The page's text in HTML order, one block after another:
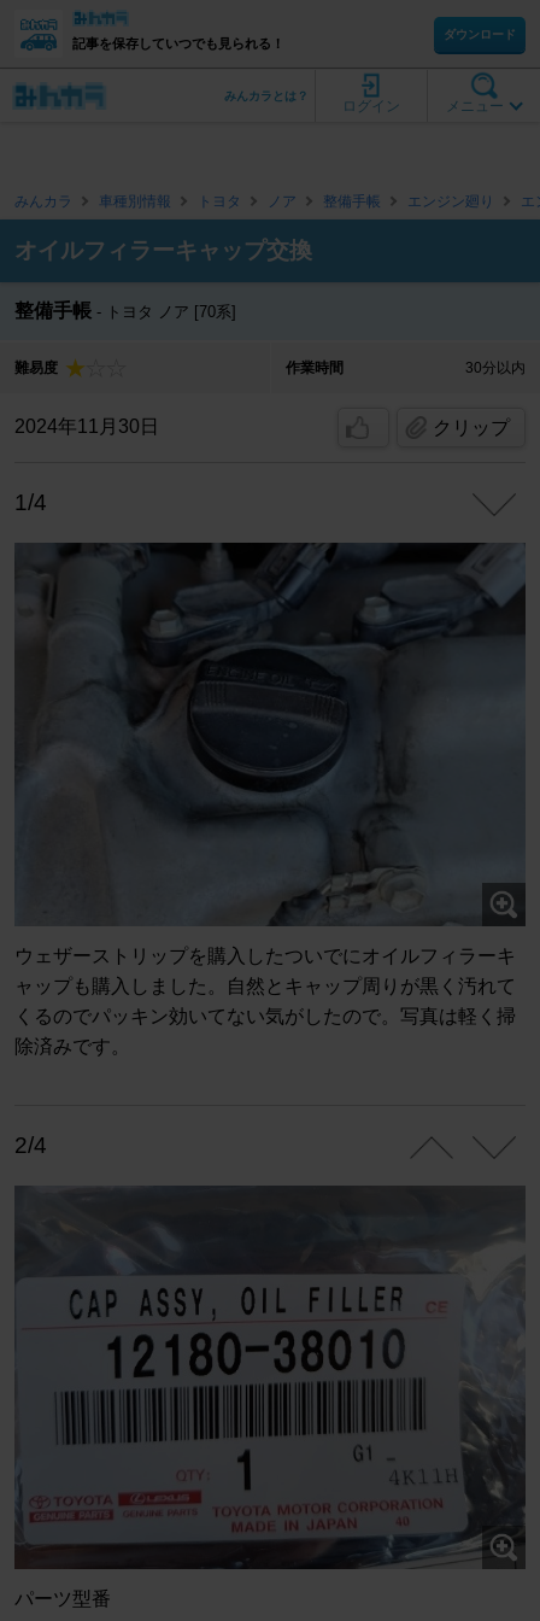
記事を保存していつでも見られる！
ダウンロード
メニュー
ログイン
みんカラとは？
みんカラ 車種別情報 トヨタ ノア 整備手帳 エンジン廻り エ
オイルフィラーキャップ交換
整備手帳 トヨタ ノア [70系]
難易度 作業時間 30分以内
2024年11月30日 クリップ
1/4
ウェザーストリップを購入したついでにオイルフィラーキ
ャップも購入しました。自然とキャップ周りが黒く汚れて
くるのでパッキン効いてない気がしたので。写真は軽く掃
除済みです。
2/4
パーツ型番